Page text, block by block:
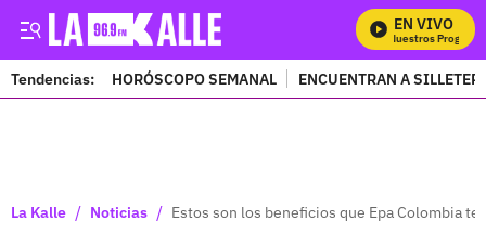
EN VIVO
Mira Todos Nuestros Programas
Tendencias: HORÓSCOPO SEMANAL ENCUENTRAN A
La Kalle / Noticias / Estos son los beneficios que Epa Colombia